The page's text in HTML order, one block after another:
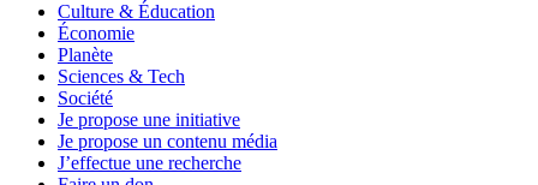
Culture & Éducation
Économie
Planète
Sciences & Tech
Société
Je propose une initiative
Je propose un contenu média
J’effectue une recherche